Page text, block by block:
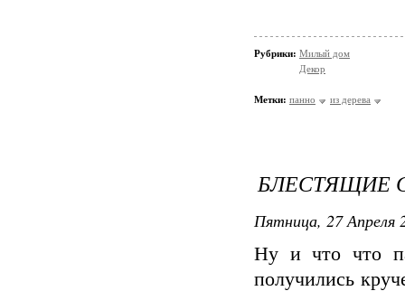
Рубрики: Милый дом
Декор
Метки: панно из дерева
БЛЕСТЯЩИЕ
Пятница, 27 Апреля
Ну и что что
получились